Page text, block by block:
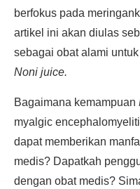
berfokus pada
artikel ini akan diulas
sebagai obat alami
Noni juice.
Bagaimana kemampuan
myalgic
dapat memberikan
medis? Dapatkah
dengan obat medis?